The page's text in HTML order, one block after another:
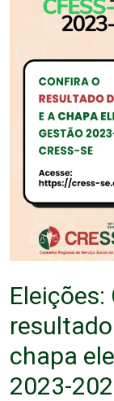
Eleições:
chapa
2023-